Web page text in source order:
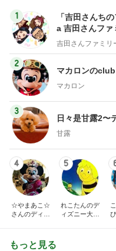
1
「吉田さんち
a 吉田さんファ
吉田さんファミリ
2
マカロンの
マカロン
3
日々是甘露2〜
甘露
4
☆やまあこ☆
さんのディズ
5
れこたんのデ
ィズニー大好
もっと見る